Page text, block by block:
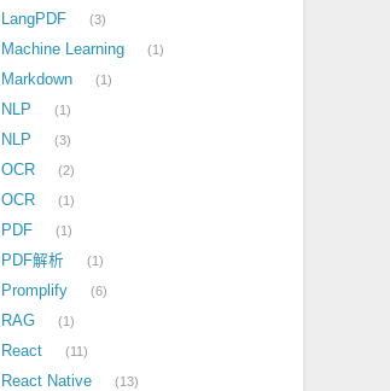
LangPDF 3
Machine Learning 1
Markdown 1
NLP 1
NLP 3
OCR 2
OCR 1
PDF 1
PDF解析 1
Promplify 6
RAG 1
React 11
React Native 13